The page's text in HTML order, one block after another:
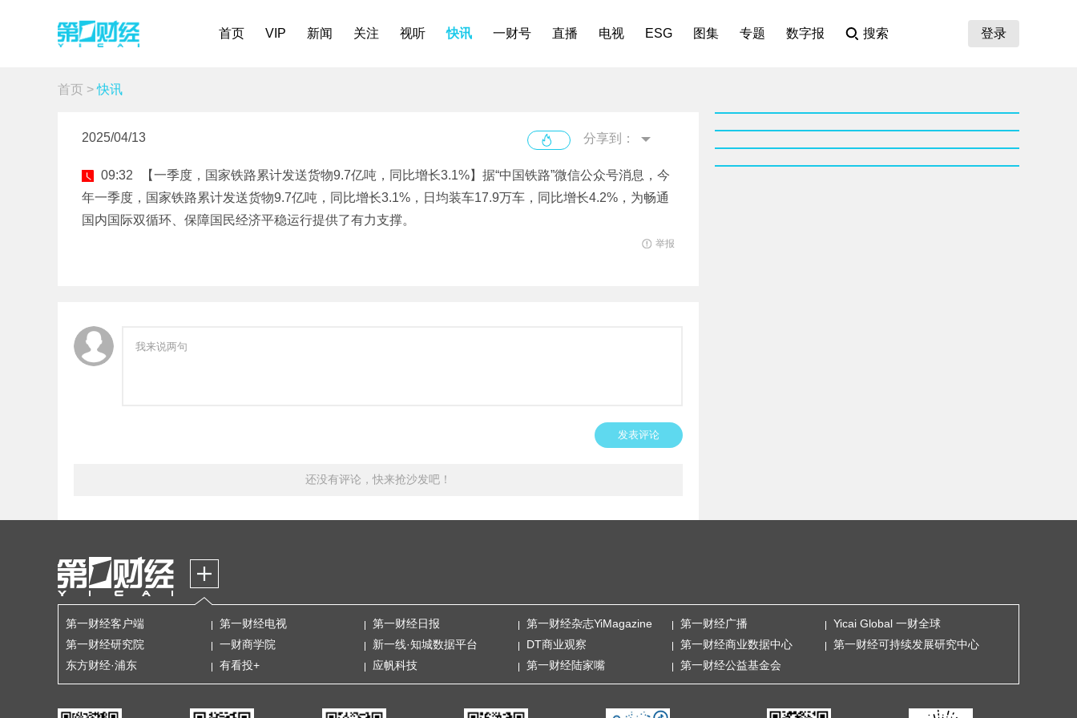
首页 VIP 新闻 关注 视听 快讯 一财号 直播 电视 ESG 图集 专题 数字报 搜索 登录
首页 >快讯
分享到：
2025/04/13
09:32
【一季度，国家铁路累计发送货物9.7亿吨，同比增长3.1%】据“中国铁路”微信公众号消息，今
年一季度，国家铁路累计发送货物9.7亿吨，同比增长3.1%，日均装车17.9万车，同比增长4.2%，为畅通
国内国际双循环、保障国民经济平稳运行提供了有力支撑。
举报
发表评论
还没有评论，快来抢沙发吧！
第一财经客户端 第一财经电视 第一财经日报 第一财经杂志YiMagazine 第一财经广播
Yicai Global 一财全球
第一财经研究院
一财商学院 新一线·知城数据平台 DT商业观察 第一财经商业数据中心
第一财经可持续发展研究中心
东方财经·浦东
有看投+ 应帆科技 第一财经陆家嘴 第一财经公益基金会